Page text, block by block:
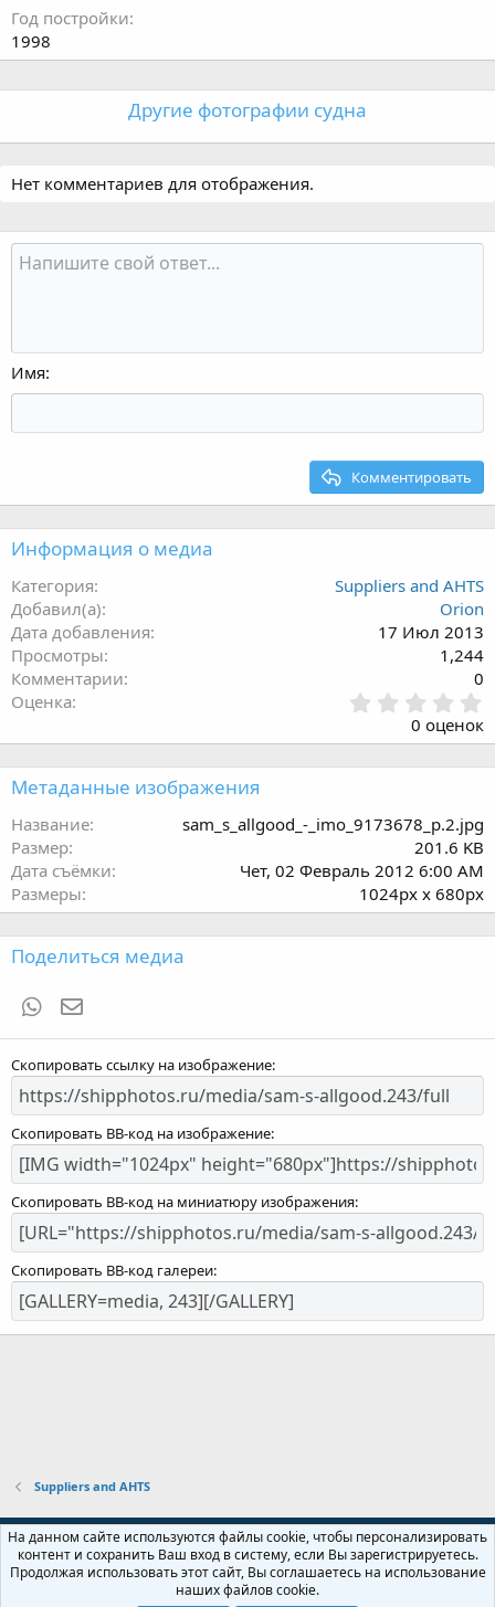
Год постройки
1998
Другие фотографии судна
Нет комментариев для отображения.
Имя
Комментировать
Информация о медиа
Категория
Suppliers and AHTS
Добавил(а)
Orion
Дата добавления
17 Июл 2013
Просмотры
1,244
Комментарии
0
Оценка
.
0
0 оценок
Метаданные изображения
Название
sam_s_allgood_-_imo_9173678_p.2.jpg
Размер
201.6 KB
Дата съёмки
Чет, 02 Февраль 2012 6:00 AM
Размеры
1024px x 680px
Поделиться медиа
WhatsApp
Скопировать ссылку на изображение
Скопировать BB-код на изображение
Скопировать BB-код на миниатюру изображения
Скопировать BB-код галереи
Suppliers and AHTS
Russian (RU)
Обратная связь
Условия и правила
Политика конфиденциальности
Помощь
На данном сайте используются файлы cookie, чтобы персонализировать
контент и сохранить Ваш вход в систему, если Вы зарегистрируетесь.
Продолжая использовать этот сайт, Вы соглашаетесь на использование
наших файлов cookie.